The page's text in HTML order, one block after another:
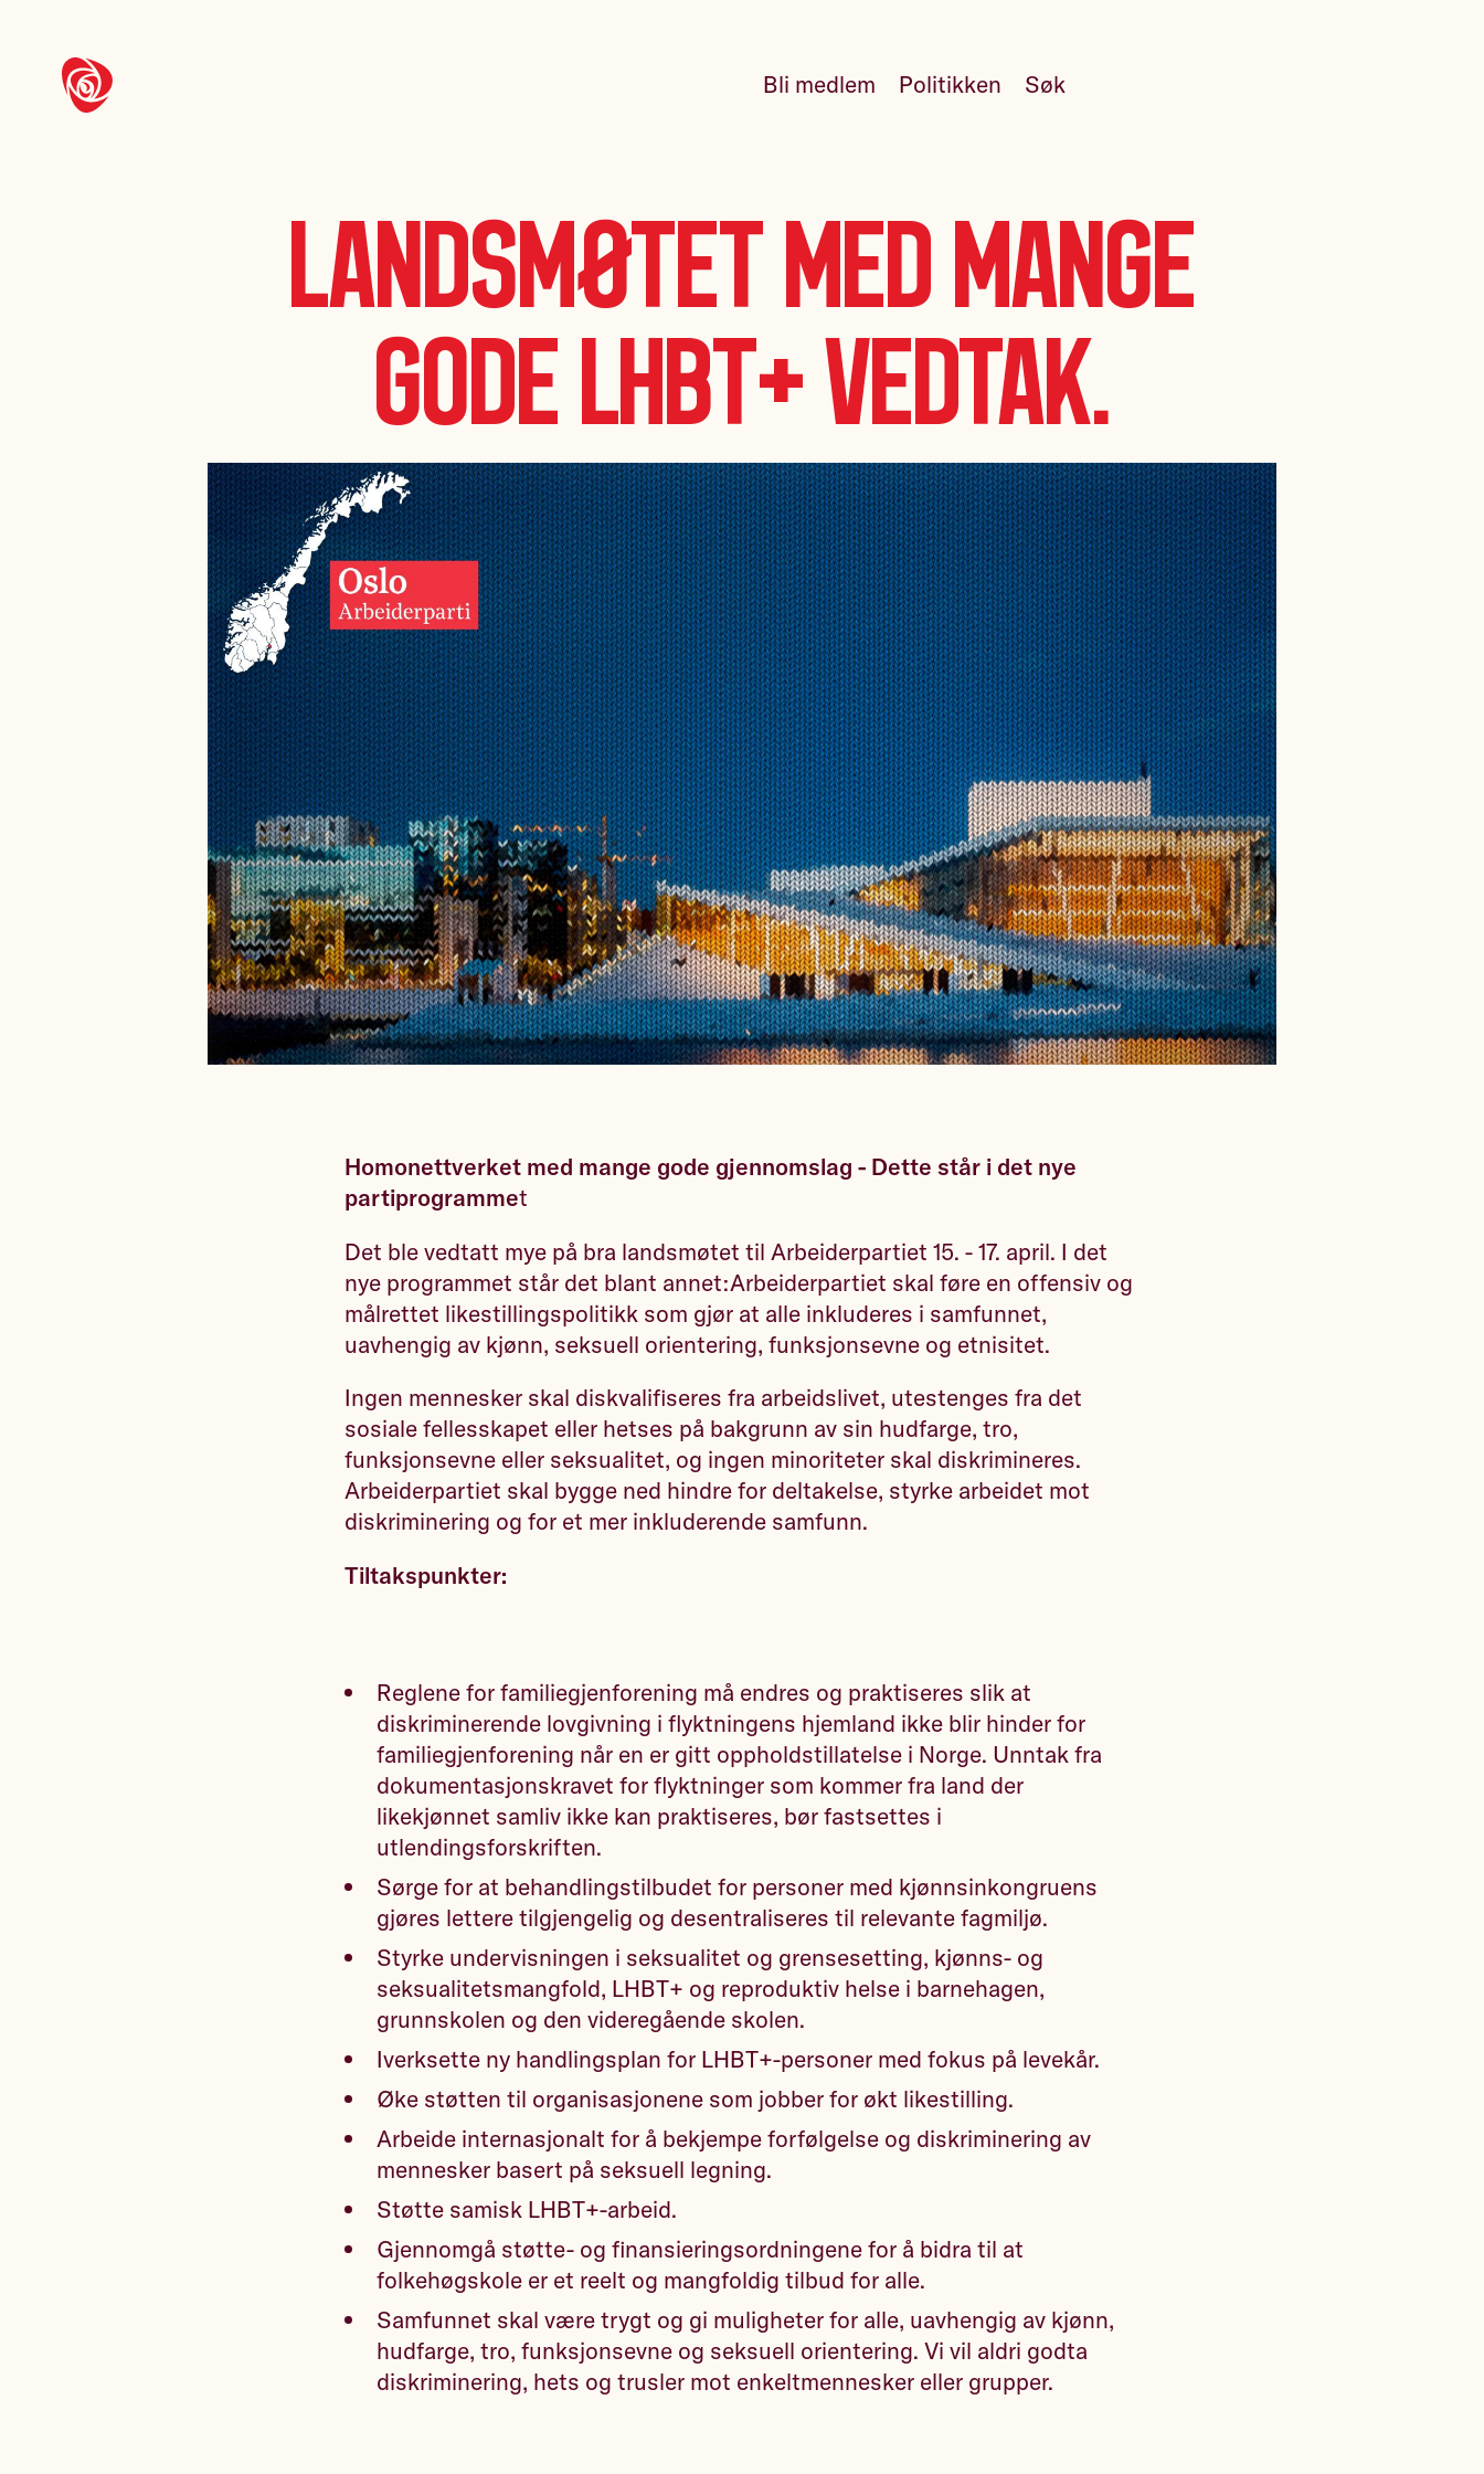
Bli medlem Politikken Søk
Landsmøtet med mange
gode LHBT+ vedtak.
Homonettverket med mange gode gjennomslag - Dette står i det nye
partiprogrammet
Det ble vedtatt mye på bra landsmøtet til Arbeiderpartiet 15. - 17. april. I det
nye programmet står det blant annet:Arbeiderpartiet skal føre en offensiv og
målrettet likestillingspolitikk som gjør at alle inkluderes i samfunnet,
uavhengig av kjønn, seksuell orientering, funksjonsevne og etnisitet.
Ingen mennesker skal diskvalifiseres fra arbeidslivet, utestenges fra det
sosiale fellesskapet eller hetses på bakgrunn av sin hudfarge, tro,
funksjonsevne eller seksualitet, og ingen minoriteter skal diskrimineres.
Arbeiderpartiet skal bygge ned hindre for deltakelse, styrke arbeidet mot
diskriminering og for et mer inkluderende samfunn.
Tiltakspunkter:
Reglene for familiegjenforening må endres og praktiseres slik at
diskriminerende lovgivning i flyktningens hjemland ikke blir hinder for
familiegjenforening når en er gitt oppholdstillatelse i Norge. Unntak fra
dokumentasjonskravet for flyktninger som kommer fra land der
likekjønnet samliv ikke kan praktiseres, bør fastsettes i
utlendingsforskriften.
Sørge for at behandlingstilbudet for personer med kjønnsinkongruens
gjøres lettere tilgjengelig og desentraliseres til relevante fagmiljø.
Styrke undervisningen i seksualitet og grensesetting, kjønns- og
seksualitetsmangfold, LHBT+ og reproduktiv helse i barnehagen,
grunnskolen og den videregående skolen.
Iverksette ny handlingsplan for LHBT+-personer med fokus på levekår.
Øke støtten til organisasjonene som jobber for økt likestilling.
Arbeide internasjonalt for å bekjempe forfølgelse og diskriminering av
mennesker basert på seksuell legning.
Støtte samisk LHBT+-arbeid.
Gjennomgå støtte- og finansieringsordningene for å bidra til at
folkehøgskole er et reelt og mangfoldig tilbud for alle.
Samfunnet skal være trygt og gi muligheter for alle, uavhengig av kjønn,
hudfarge, tro, funksjonsevne og seksuell orientering. Vi vil aldri godta
diskriminering, hets og trusler mot enkeltmennesker eller grupper.